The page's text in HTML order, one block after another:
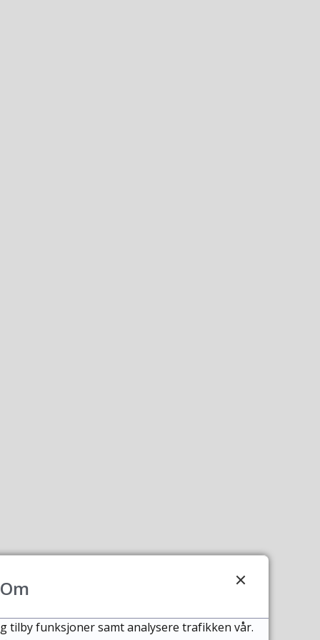
Om
tilby funksjoner samt analysere trafikken vår.